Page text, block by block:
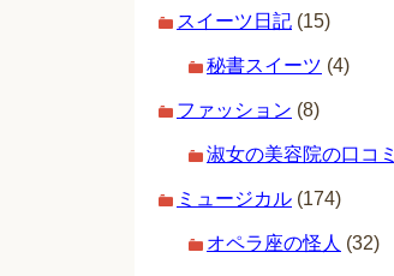
スイーツ日記 (15)
秘書スイーツ (4)
ファッション (8)
淑女の美容院の口コミ
ミュージカル (174)
オペラ座の怪人 (32)